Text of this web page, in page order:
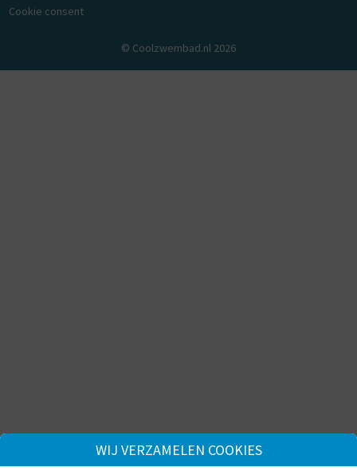
Cookie consent
© Coolzwembad.nl 2026
WIJ VERZAMELEN COOKIES